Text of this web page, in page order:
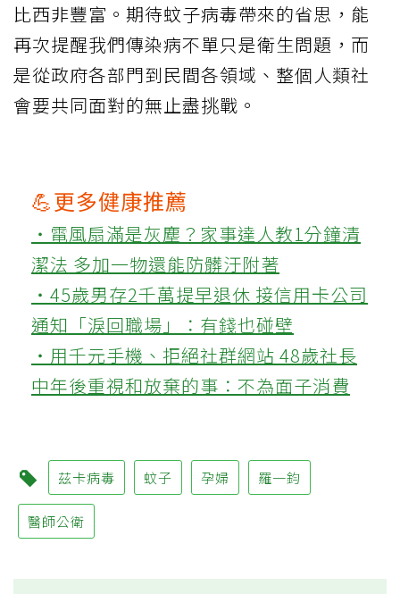
比西非豐富。期待蚊子病毒帶來的省思，能
再次提醒我們傳染病不單只是衛生問題，而
是從政府各部門到民間各領域、整個人類社
會要共同面對的無止盡挑戰。
💪更多健康推薦
‧電風扇滿是灰塵？家事達人教1分鐘清
潔法 多加一物還能防髒汙附著
‧45歲男存2千萬提早退休 接信用卡公司
通知「淚回職場」：有錢也碰壁
‧用千元手機、拒絕社群網站 48歲社長
中年後重視和放棄的事：不為面子消費
茲卡病毒 蚊子 孕婦 羅一鈞
醫師公衛